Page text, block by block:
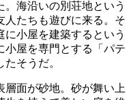
海沿いの別荘地という
人たちも遊びに来る。そ
小屋を建築するという
小屋を専門とする「パテ
そうだ。
層面が砂地。砂が舞い上